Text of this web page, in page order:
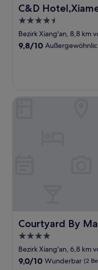
C&D
C&D Hotel,Xiamen
4.5-
Sterne-
Unterkunft
Bezirk Xiang'an, 8,8 km
9.8
9,8/10
Courtyard By
Courtyard By
4.0-
Sterne-
Unterkunft
Bezirk Xiang'an, 6,8 km
9.0
9,0/10 Wunderbar (2